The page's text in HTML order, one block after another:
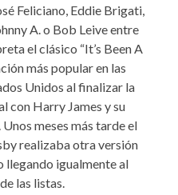
Feliciano, Eddie Brigati,
A. o Bob Leive entre
el clásico “It’s Been A
más popular en las
Unidos al finalizar la
con Harry James y su
meses más tarde el
realizaba otra versión
llegando igualmente al
las listas.